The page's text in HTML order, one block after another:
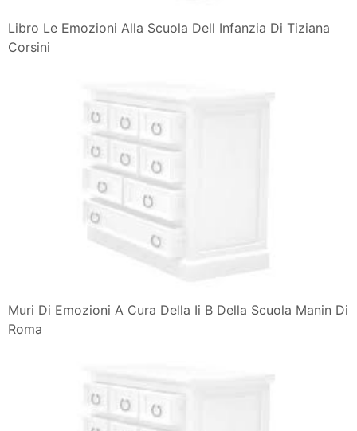
Libro Le Emozioni Alla Scuola Dell Infanzia Di Tiziana
Corsini
Muri Di Emozioni A Cura Della Ii B Della Scuola Manin Di
Roma